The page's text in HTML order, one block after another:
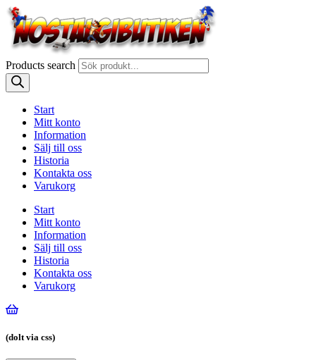
Products search
Start
Mitt konto
Information
Sälj till oss
Historia
Kontakta oss
Varukorg
Start
Mitt konto
Information
Sälj till oss
Historia
Kontakta oss
Varukorg
(dolt via css)